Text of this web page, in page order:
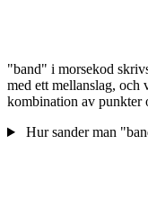
"band" i morsekod
med ett mellanslag, och
kombination av punkter
Hur sander man